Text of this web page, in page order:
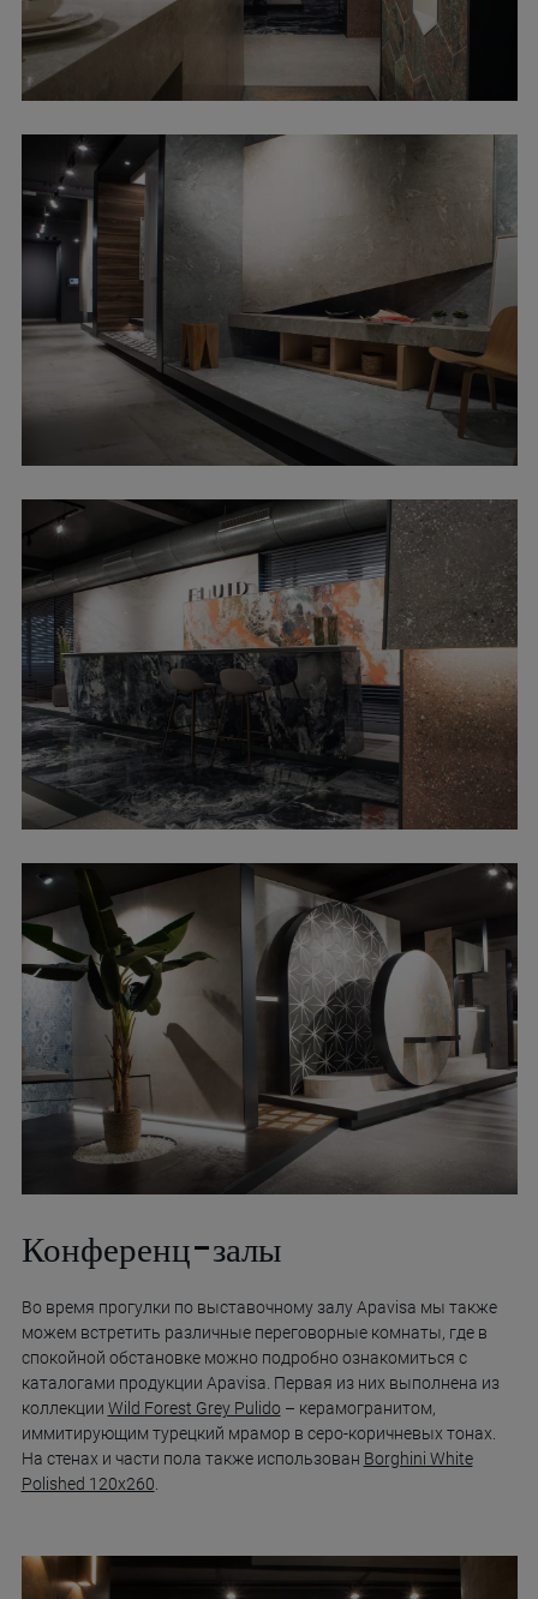
Конференц-залы
Во время прогулки по выставочному залу Apavisa мы также
можем встретить различные переговорные комнаты, где в
спокойной обстановке можно подробно ознакомиться с
каталогами продукции Apavisa. Первая из них выполнена из
коллекции Wild Forest Grey Pulido – керамогранитом,
иммитирующим турецкий мрамор в серо-коричневых тонах.
На стенах и части пола также использован Borghini White
Polished 120x260